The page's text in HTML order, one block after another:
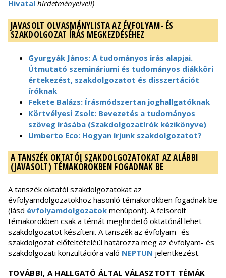
Hivatal hirdetményeivel!)
JAVASOLT OLVASMÁNYLISTA AZ ÉVFOLYAM- ÉS
SZAKDOLGOZAT ÍRÁS MEGKEZDÉSÉHEZ
Gyurgyák János: A tudományos írás alapjai.
Útmutató szemináriumi és tudományos diákköri
értekezést, szakdolgozatot és disszertációt
íróknak
Fekete Balázs: Írásmódszertan joghallgatóknak
Körtvélyesi Zsolt: Bevezetés a tudományos
szöveg írásába (Szakdolgozatírók kézikönyve)
Umberto Eco: Hogyan írjunk szakdolgozatot?
A TANSZÉK OKTATÓI SZAKDOLGOZATOKAT AZ ALÁBBI
(JAVASOLT) TÉMAKÖRÖKBEN FOGADNAK BE
A tanszék oktatói szakdolgozatokat az
évfolyamdolgozatokhoz hasonló témakörökben fogadnak be
(lásd évfolyamdolgozatok menüpont). A felsorolt
témakörökben csak a témát meghirdető oktatónál lehet
szakdolgozatot készíteni. A tanszék az évfolyam- és
szakdolgozat előfeltételéül határozza meg az évfolyam- és
szakdolgozati konzultációra való NEPTUN jelentkezést.
TOVÁBBI, A HALLGATÓ ÁLTAL VÁLASZTOTT TÉMÁK